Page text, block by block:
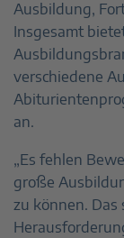
Ausbildung,
Insgesamt
verschiedene
an.
„Es fehlen
große
zu können.